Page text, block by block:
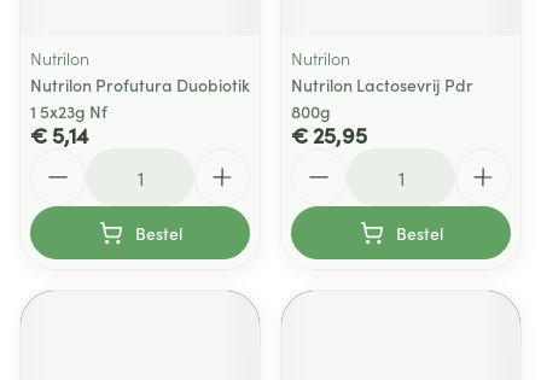
Nutrilon
Nutrilon Profutura Duobiotik
1 5x23g Nf
€ 5,14
Bestel
Nutrilon
Nutrilon Lactosevrij Pdr
800g
€ 25,95
Bestel